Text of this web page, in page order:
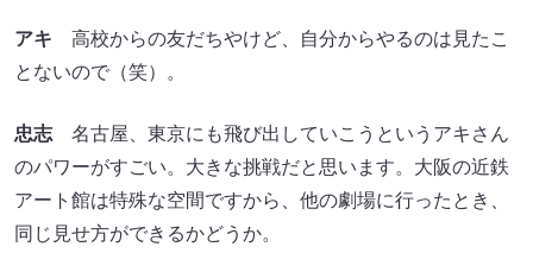
アキ 高校からの友だちやけど、自分からやるのは見たこ
とないので（笑）。
忠志 名古屋、東京にも飛び出していこうというアキさん
のパワーがすごい。大きな挑戦だと思います。大阪の近鉄
アート館は特殊な空間ですから、他の劇場に行ったとき、
同じ見せ方ができるかどうか。